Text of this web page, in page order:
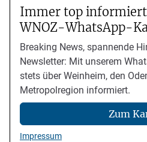
Immer top
WNOZ-WhatsApp-
Breaking News, spannende
Newsletter: Mit unserem
stets über Weinheim, den
Metropolregion informiert.
Zum
Impressum